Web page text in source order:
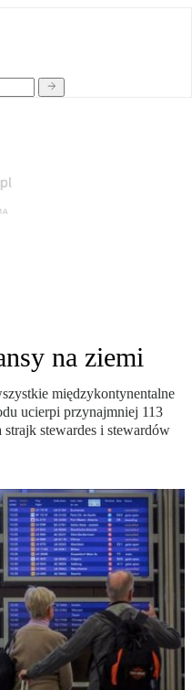
na ziemi
międzykontynentalne
ucierpi przynajmniej 113
stewardes i stewardów